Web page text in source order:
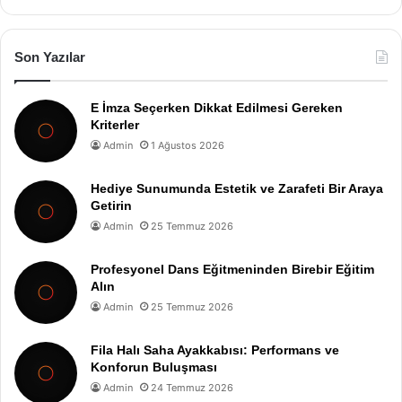
Son Yazılar
E İmza Seçerken Dikkat Edilmesi Gereken
Kriterler
Admin 1 Ağustos 2026
Hediye Sunumunda Estetik ve Zarafeti Bir Araya
Getirin
Admin 25 Temmuz 2026
Profesyonel Dans Eğitmeninden Birebir Eğitim
Alın
Admin 25 Temmuz 2026
Fila Halı Saha Ayakkabısı: Performans ve
Konforun Buluşması
Admin 24 Temmuz 2026